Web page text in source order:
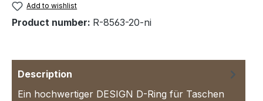
Add to wishlist
Product number: R-8563-20-ni
Description
Ein hochwertiger DESIGN D-Ring für Taschen